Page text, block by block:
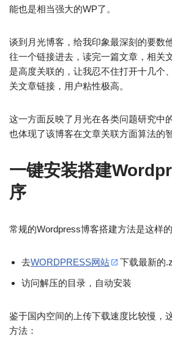
能也是相当强大的WP了。
谈到月光博客，给我印象最深刻的要数
往一个链接进去，读完一篇文章，相关
是高度关联的，让我忍不住打开十几个
关文章链接，用户粘性极高。
这一方面反映了月光在各类问题研究中
也体现了该博客在文章关联方面算法的
一键安装搭建
序
常规的Wordpress博客搭建方法是这样的
去WORDPRESS网站
下载最新的
访问解压的目录，自动安装
鉴于国内空间的上传下载速度比较慢，
方法：